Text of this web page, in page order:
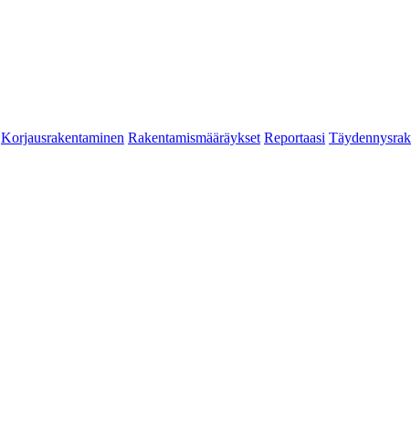
Korjausrakentaminen Rakentamismääräykset Reportaasi